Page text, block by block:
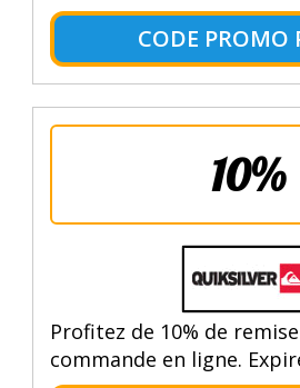
CODE PROMO
10%
Profitez de 10% de
commande en ligne.